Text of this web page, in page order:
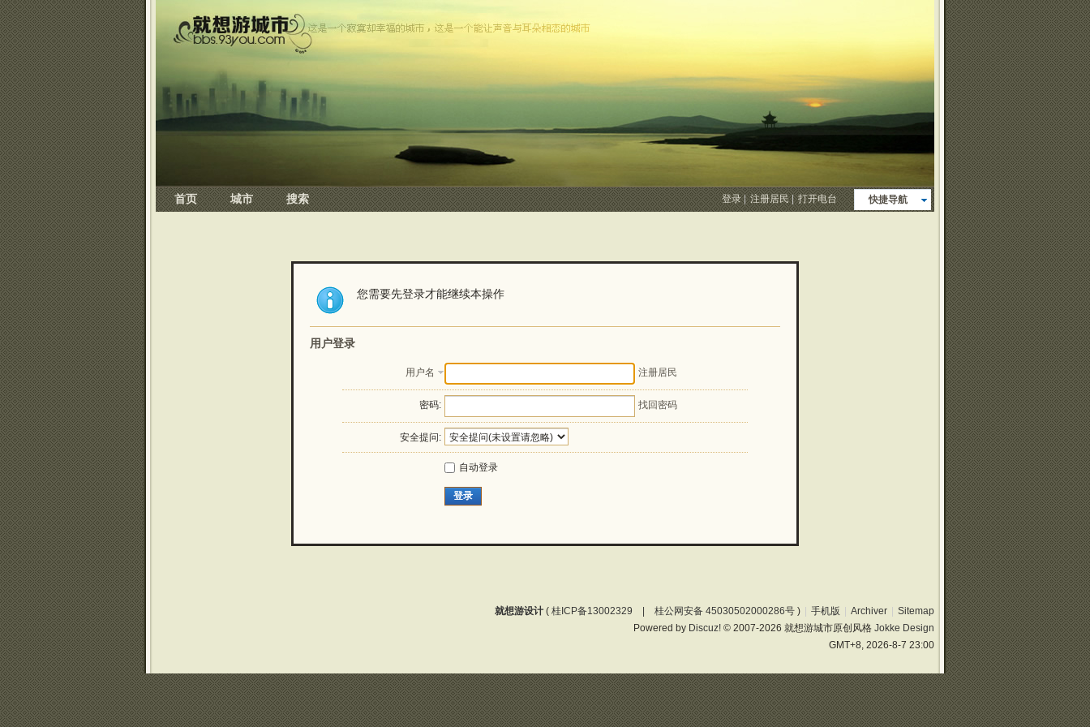
快捷导航
首页 城市 搜索 登录 | 注册居民 | 打开电台
您需要先登录才能继续本操作
用户登录
用户名 注册居民
密码: 找回密码
安全提问:
自动登录
登录
就想游设计 ( 桂ICP备13002329 | 桂公网安备 45030502000286号 ) 手机版 Archiver
Sitemap
Powered by Discuz! © 2007-2026 就想游城市原创风格 Jokke Design
GMT+8, 2026-8-7 23:00